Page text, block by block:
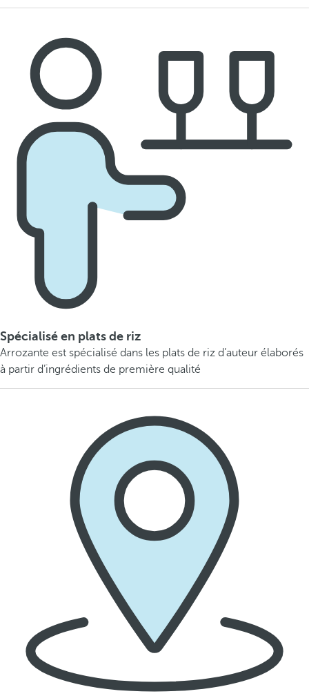
Spécialisé en plats de riz
Arrozante est spécialisé dans les plats de riz d’auteur élaborés
à partir d’ingrédients de première qualité